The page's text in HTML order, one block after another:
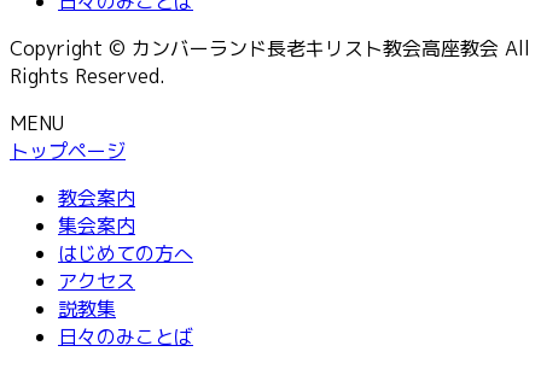
Copyright © カンバーランド長老キリスト教会高座教会 All
Rights Reserved.
MENU
トップページ
教会案内
集会案内
はじめての方へ
アクセス
説教集
日々のみことば